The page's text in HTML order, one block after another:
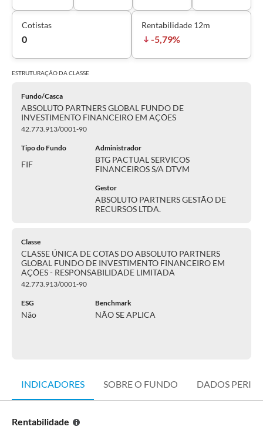
Cotistas
0
Rentabilidade 12m
-5,79%
ESTRUTURAÇÃO DACLASSE
Fundo/Casca
ABSOLUTO PARTNERS GLOBAL FUNDO DE
INVESTIMENTO FINANCEIRO EM AÇÕES
42.773.913/0001-90
Tipo do Fundo
FIF
Administrador
BTG PACTUAL SERVICOS
FINANCEIROS S/A DTVM
Gestor
ABSOLUTO PARTNERS GESTÃO DE
RECURSOS LTDA.
Classe
CLASSE ÚNICA DE COTAS DO ABSOLUTO PARTNERS
GLOBAL FUNDO DE INVESTIMENTO FINANCEIRO EM
AÇÕES - RESPONSABILIDADE LIMITADA
42.773.913/0001-90
ESG
Não
Benchmark
NÃO SE APLICA
INDICADORES SOBRE O FUNDO DADOS
Rentabilidade